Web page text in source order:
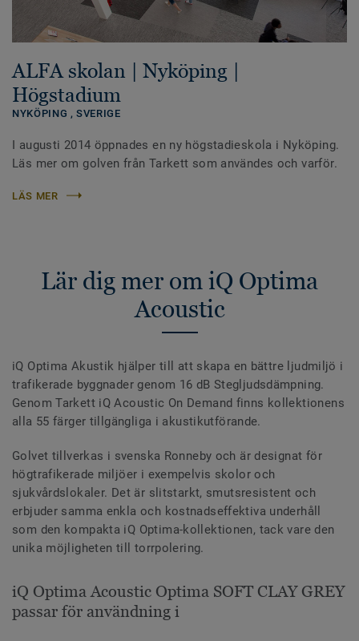
ALFA skolan | Nyköping |
Högstadium
NYKÖPING ,SVERIGE
I augusti 2014 öppnades en ny högstadieskola i Nyköping.
Läs mer om golven från Tarkett som användes och varför.
LÄS MER
Lär dig mer om iQ Optima
Acoustic
iQ Optima Akustik hjälper till att skapa en bättre ljudmiljö i
trafikerade byggnader genom 16 dB Stegljudsdämpning.
Genom Tarkett iQ Acoustic On Demand finns kollektionens
alla 55 färger tillgängliga i akustikutförande.
Golvet tillverkas i svenska Ronneby och är designat för
högtrafikerade miljöer i exempelvis skolor och
sjukvårdslokaler. Det är slitstarkt, smutsresistent och
erbjuder samma enkla och kostnadseffektiva underhåll
som den kompakta iQ Optima-kollektionen, tack vare den
unika möjligheten till torrpolering.
iQ Optima Acoustic Optima SOFT CLAY GREY
passar för användning i